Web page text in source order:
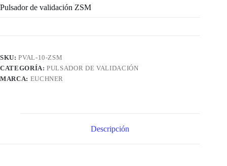
Pulsador de validación ZSM
SKU:PVAL-10-ZSM
CATEGORÍA:PULSADOR DE VALIDACIÓN
MARCA: EUCHNER
Descripción